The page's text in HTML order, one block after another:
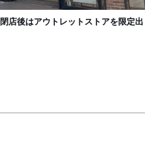
店後はアウトレットストアを限定出